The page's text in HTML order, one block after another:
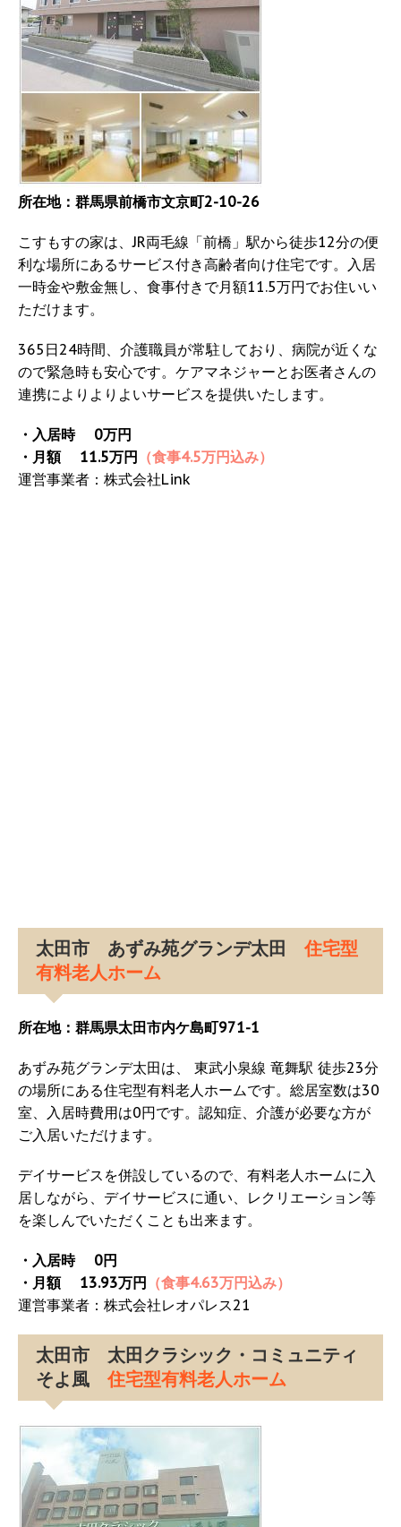
所在地：群馬県前橋市文京町2-10-26
こすもすの家は、JR両毛線「前橋」駅から徒歩12分の便
利な場所にあるサービス付き高齢者向け住宅です。入居
一時金や敷金無し、食事付きで月額11.5万円でお住いい
ただけます。
365日24時間、介護職員が常駐しており、病院が近くな
ので緊急時も安心です。ケアマネジャーとお医者さんの
連携によりよりよいサービスを提供いたします。
・入居時 0万円
・月額 11.5万円 （食事4.5万円込み）
運営事業者：株式会社Link
太田市 あずみ苑グランデ太田 住宅型
有料老人ホーム
所在地：群馬県太田市内ケ島町971-1
あずみ苑グランデ太田は、 東武小泉線 竜舞駅 徒歩23分
の場所にある住宅型有料老人ホームです。総居室数は30
室、入居時費用は0円です。認知症、介護が必要な方が
ご入居いただけます。
デイサービスを併設しているので、有料老人ホームに入
居しながら、デイサービスに通い、レクリエーション等
を楽しんでいただくことも出来ます。
・入居時 0円
・月額 13.93万円 （食事4.63万円込み）
運営事業者：株式会社レオパレス21
太田市 太田クラシック・コミュニティ
そよ風 住宅型有料老人ホーム